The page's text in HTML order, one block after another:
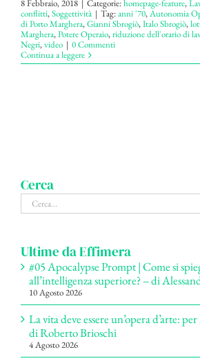
8 Febbraio, 2018 Categorie:homepage-feature,
conflitti,Soggettività | Tag:anni '70,Autonomia
di Porto Marghera,Gianni Sbrogiò,Italo Sbrogiò,
Marghera,Potere Operaio,riduzione dell'orario di
Negri,video | 0 Commenti
Continua a leggere
Cerca
Cerca
per:
Ultime da Effimera
#05 Apocalypse Prompt | Come si
all’intelligenza superiore? – di
10 Agosto 2026
La vita deve essere un’opera d’arte:
di Roberto Brioschi
4 Agosto 2026